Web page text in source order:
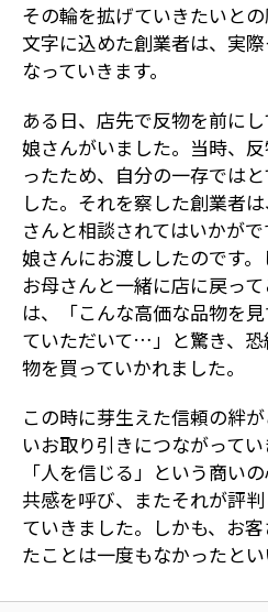
その輪を拡げていきたいと
文字に込めた創業者は、実
なっていきます。
ある日、店先で反物を前に
娘さんがいました。当時、
ったため、自分の一存では
した。それを察した創業者
さんと相談されてはいかが
娘さんにお渡ししたのです
お母さんと一緒に店に戻っ
は、「こんな高価な品物を
ていただいて…」と驚き、
物を買っていかれました。
この時に芽生えた信頼の絆
いお取り引きにつながって
「人を信じる」という商い
共感を呼び、またそれが評
ていきました。しかも、お
たことは一度もなかったとい